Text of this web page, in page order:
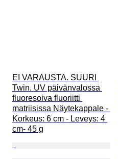
EI VARAUSTA. SUURI
Twin. UV päivänvalossa
fluoresoiva fluoriitti
matriisissa Näytekappale -
Korkeus: 6 cm - Leveys: 4
cm- 45 g